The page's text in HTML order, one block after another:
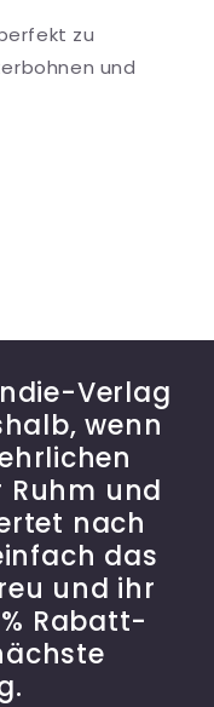
zu
und
Verlag
wenn
Ruhm und
nach
das
und ihr
Rabatt-